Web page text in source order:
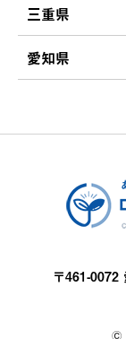
三重県
愛知県
〒461-0072